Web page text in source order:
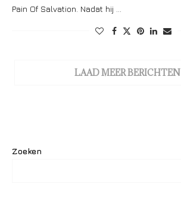
Pain Of Salvation. Nadat hij …
LAAD MEER BERICHTEN
Zoeken